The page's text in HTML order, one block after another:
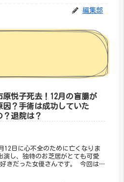
編集部
原悦子死去！12月の盲腸が
因？手術は成功していた
？退院は？
12日に心不全のために亡くなりま
演し、独特のお芝居がとても可愛
きだった女優さんです。 今回は